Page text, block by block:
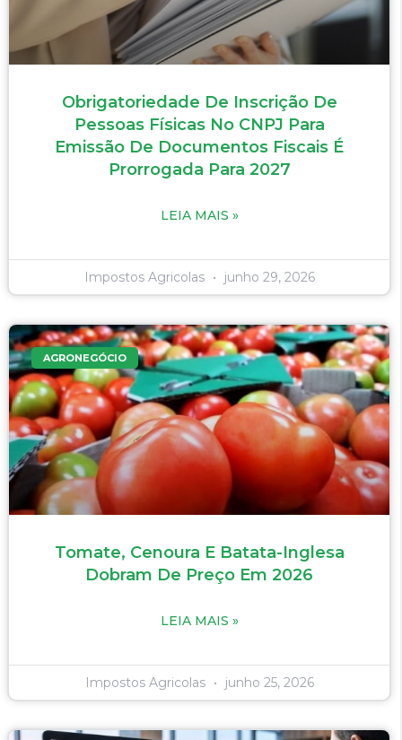
Obrigatoriedade De Inscrição De
Pessoas Físicas No CNPJ Para
Emissão De Documentos Fiscais É
Prorrogada Para 2027
LEIA MAIS »
Impostos Agricolas junho 29, 2026
AGRONEGÓCIO
Tomate, Cenoura E Batata-Inglesa
Dobram De Preço Em 2026
LEIA MAIS »
Impostos Agricolas junho 25, 2026